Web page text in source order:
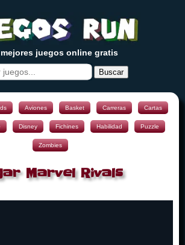
juegos online gratis
Buscar
Aviones Basket Carreras Cartas
Disney Fichines Habilidad Puzzle
Zombies
Marvel Rivals